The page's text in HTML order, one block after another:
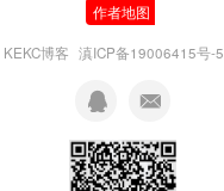
作者地图
KEKC博客 滇ICP备19006415号-5